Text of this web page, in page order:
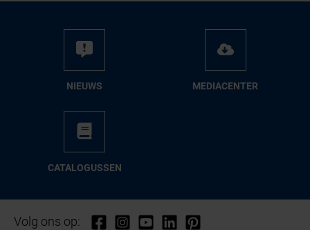
NIEUWS ME­DIA­CEN­TER
CA­TA­LO­GUS­SEN
Volg ons op: